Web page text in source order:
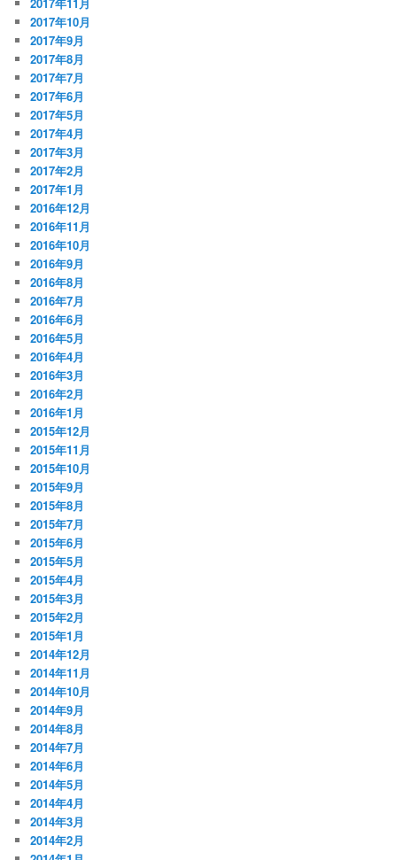
2017年10月
2017年9月
2017年8月
2017年7月
2017年6月
2017年5月
2017年4月
2017年3月
2017年2月
2017年1月
2016年12月
2016年11月
2016年10月
2016年9月
2016年8月
2016年7月
2016年6月
2016年5月
2016年4月
2016年3月
2016年2月
2016年1月
2015年12月
2015年11月
2015年10月
2015年9月
2015年8月
2015年7月
2015年6月
2015年5月
2015年4月
2015年3月
2015年2月
2015年1月
2014年12月
2014年11月
2014年10月
2014年9月
2014年8月
2014年7月
2014年6月
2014年5月
2014年4月
2014年3月
2014年2月